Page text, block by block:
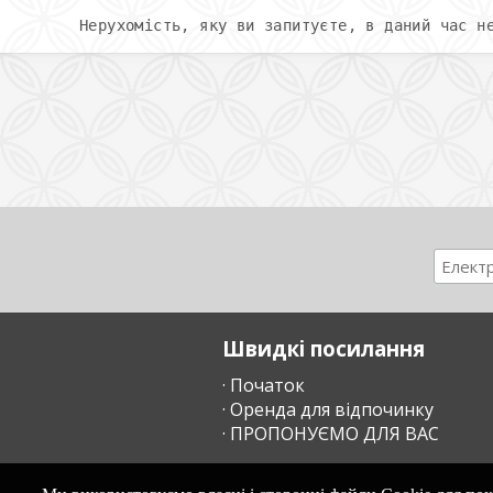
Нерухомість, яку ви запитуєте, в даний час
Швидкі посилання
· Початок
· Оренда для відпочинку
· ПРОПОНУЄМО ДЛЯ ВАС